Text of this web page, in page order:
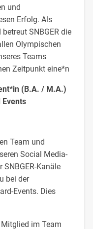
und
Erfolg. Als
SNBGER die
Olympischen
Teams
Zeitpunkt eine*n
(B.A. / M.A.)
Events
Team und
Social Media-
Kanäle
bei der
Events. Dies
im Team